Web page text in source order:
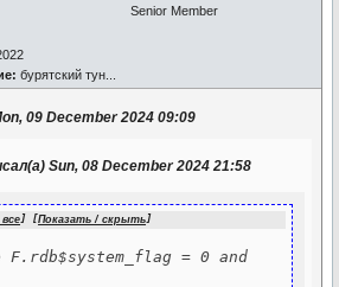
бурятский тун...
Senior Member
09 December 2024 09:09
Sun, 08 December 2024 21:58
] [Показать / скрыть]
= 0 and